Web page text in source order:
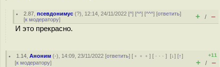
2.87 ,псевдонимус (?), 12:14, 24/11/2022 [^] [^^] [^^^] [ответить]
[к модератору] + / –
И это прекрасно.
1.14 ,Аноним (-), 14:09, 23/11/2022 [ответить] [ ﹢﹢﹢] [ · · ·][↓] [↑]
[к модератору]
+11
+ / –